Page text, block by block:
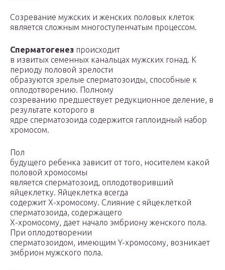
Созревание мужских и женских половых клеток
является сложным многоступенчатым процессом.
Сперматогенез происходит
в извитых семенных канальцах мужских гонад. К
периоду половой зрелости
образуются зрелые сперматозоиды, способные к
оплодотворению. Полному
созреванию предшествует редукционное деление, в
результате которого в
ядре сперматозоида содержится гаплоидный набор
хромосом.
Пол
будущего ребенка зависит от того, носителем какой
половой хромосомы
является сперматозоид, оплодотворивший
яйцеклетку. Яйцеклетка всегда
содержит Х-хромосому. Слияние с яйцеклеткой
сперматозоида, содержащего
Х-хромосому, дает начало эмбриону женского пола.
При оплодотворении
сперматозоидом, имеющим Y-хромосому, возникает
эмбрион мужского пола.